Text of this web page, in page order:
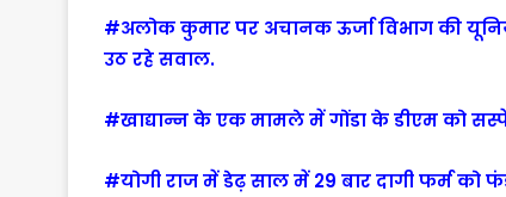
#अलोक कुमार पर अचानक ऊर्जा विभाग की
उठ रहे सवाल.
#खाद्यान्न के एक मामले में गोंडा के डीएम को
#योगी राज में डेढ़ साल में 29 बार दागी फर्म को